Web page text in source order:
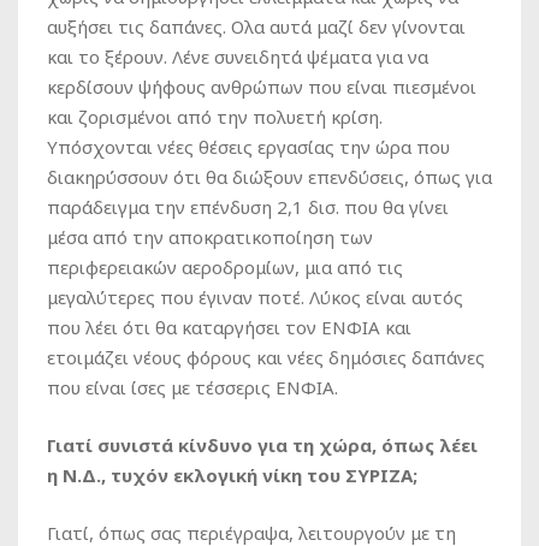
αυξήσει τις δαπάνες. Ολα αυτά μαζί δεν γίνονται
και το ξέρουν. Λένε συνειδητά ψέματα για να
κερδίσουν ψήφους ανθρώπων που είναι πιεσμένοι
και ζορισμένοι από την πολυετή κρίση.
Υπόσχονται νέες θέσεις εργασίας την ώρα που
διακηρύσσουν ότι θα διώξουν επενδύσεις, όπως για
παράδειγμα την επένδυση 2,1 δισ. που θα γίνει
μέσα από την αποκρατικοποίηση των
περιφερειακών αεροδρομίων, μια από τις
μεγαλύτερες που έγιναν ποτέ. Λύκος είναι αυτός
που λέει ότι θα καταργήσει τον ΕΝΦΙΑ και
ετοιμάζει νέους φόρους και νέες δημόσιες δαπάνες
που είναι ίσες με τέσσερις ΕΝΦΙΑ.
Γιατί συνιστά κίνδυνο για τη χώρα, όπως λέει
η Ν.Δ., τυχόν εκλογική νίκη του ΣΥΡΙΖΑ;
Γιατί, όπως σας περιέγραψα, λειτουργούν με τη